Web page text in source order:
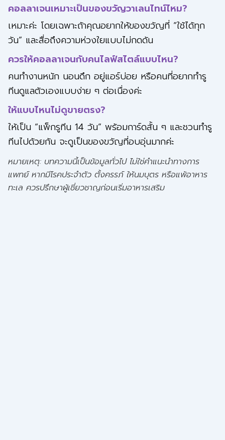
คอลลาเจนเหมาะเป็นของขวัญวาเลนไทน์ไหม?
เหมาะค่ะ โดยเฉพาะถ้าคุณอยากให้ของขวัญที่ “ใช้ได้ทุก
วัน” และสื่อถึงความห่วงใยแบบไม่กดดัน
ควรให้คอลลาเจนกับคนไลฟ์สไตล์แบบไหน?
คนทำงานหนัก นอนดึก อยู่แอร์บ่อย หรือคนที่อยากทำรู
ทีนดูแลตัวเองแบบง่าย ๆ ต่อเนื่องค่ะ
ให้แบบไหนไม่ดูขายตรง?
ให้เป็น “แพ็กรูทีน 14 วัน” พร้อมการ์ดสั้น ๆ และชวนทำรู
ทีนไปด้วยกัน จะดูเป็นของขวัญที่อบอุ่นมากค่ะ
หมายเหตุ: บทความนี้เป็นข้อมูลทั่วไป ไม่ใช่คำแนะนำทางการ
แพทย์ หากมีโรคประจำตัว ตั้งครรภ์ ให้นมบุตร หรือแพ้อาหาร
ทะเล ควรปรึกษาผู้เชี่ยวชาญก่อนเริ่มอาหารเสริม